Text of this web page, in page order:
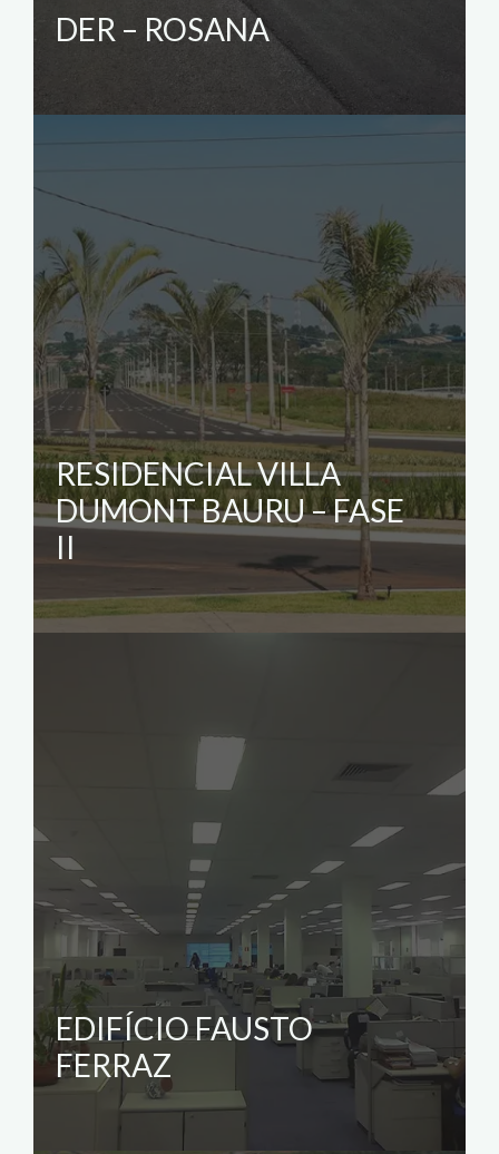
DER – ROSANA
RESIDENCIAL VILLA
DUMONT BAURU – FASE
II
EDIFÍCIO FAUSTO
FERRAZ